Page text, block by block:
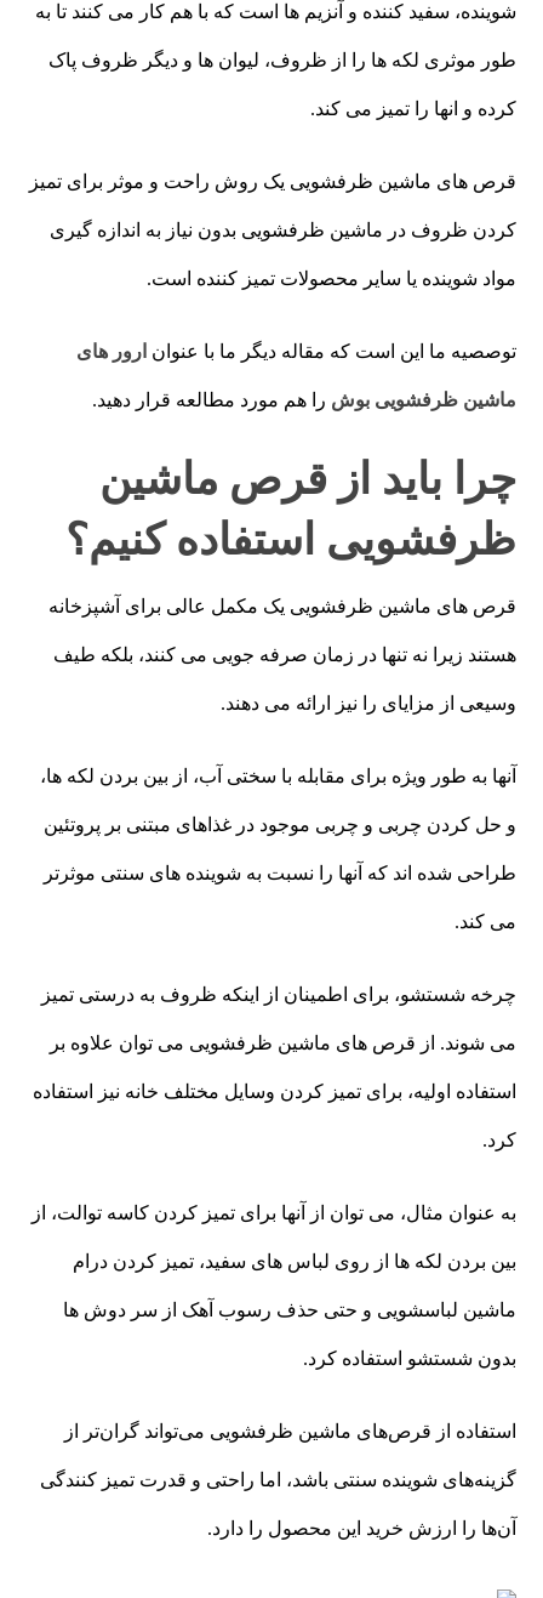
شوینده، سفید کننده و آنزیم ها است که با هم کار می کنند تا به
طور موثری لکه ها را از ظروف، لیوان ها و دیگر ظروف پاک
کرده و انها را تمیز می کند.
قرص های ماشین ظرفشویی یک روش راحت و موثر برای تمیز
کردن ظروف در ماشین ظرفشویی بدون نیاز به اندازه گیری
مواد شوینده یا سایر محصولات تمیز کننده است.
توصصیه ما این است که مقاله دیگر ما با عنوان ارور های
ماشین ظرفشویی بوش را هم مورد مطالعه قرار دهید.
چرا باید از قرص ماشین
ظرفشویی استفاده کنیم؟
قرص های ماشین ظرفشویی یک مکمل عالی برای آشپزخانه
هستند زیرا نه تنها در زمان صرفه جویی می کنند، بلکه طیف
وسیعی از مزایای را نیز ارائه می دهند.
آنها به طور ویژه برای مقابله با سختی آب، از بین بردن لکه ها،
و حل کردن چربی و چربی موجود در غذاهای مبتنی بر پروتئین
طراحی شده اند که آنها را نسبت به شوینده های سنتی موثرتر
می کند.
چرخه شستشو، برای اطمینان از اینکه ظروف به درستی تمیز
می شوند. از قرص های ماشین ظرفشویی می توان علاوه بر
استفاده اولیه، برای تمیز کردن وسایل مختلف خانه نیز استفاده
کرد.
به عنوان مثال، می توان از آنها برای تمیز کردن کاسه توالت، از
بین بردن لکه ها از روی لباس های سفید، تمیز کردن درام
ماشین لباسشویی و حتی حذف رسوب آهک از سر دوش ها
بدون شستشو استفاده کرد.
استفاده از قرص‌های ماشین ظرفشویی می‌تواند گران‌تر از
گزینه‌های شوینده سنتی باشد، اما راحتی و قدرت تمیز کنندگی
آن‌ها را ارزش خرید این محصول را دارد.